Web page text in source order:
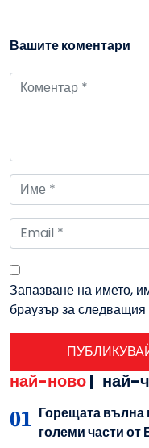
Вашите коментари
Запазване на името,
браузър за следващия
най-ново| най-
Горещата вълна
големи части от